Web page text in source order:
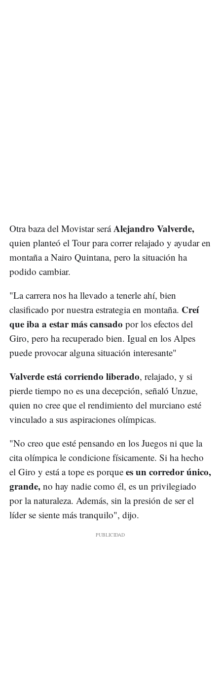
Otra baza del Movistar seráAlejandro Valverde,
quien planteó el Tour para correr relajado y ayudar en
montaña a Nairo Quintana, pero la situación ha
podido cambiar.
"La carrera nos ha llevado a tenerle ahí, bien
clasificado por nuestra estrategia en montaña. Creí
que iba a estar más cansado por los efectos del
Giro, pero ha recuperado bien. Igual en los Alpes
puede provocar alguna situación interesante"
Valverde está corriendo liberado, relajado, y si
pierde tiempo no es una decepción, señaló Unzue,
quien no cree que el rendimiento del murciano esté
vinculado a sus aspiraciones olímpicas.
"No creo que esté pensando en los Juegos ni que la
cita olímpica le condicione físicamente. Si ha hecho
el Giro y está a tope es porque es un corredor único,
grande, no hay nadie como él, es un privilegiado
por la naturaleza. Además, sin la presión de ser el
líder se siente más tranquilo", dijo.